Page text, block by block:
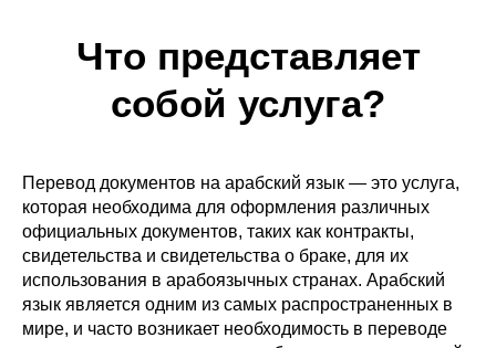
Что представляет
собой услуга?
Перевод документов на арабский язык — это услуга,
которая необходима для оформления различных
официальных документов, таких как контракты,
свидетельства и свидетельства о браке, для их
использования в арабоязычных странах. Арабский
язык является одним из самых распространенных в
мире, и часто возникает необходимость в переводе